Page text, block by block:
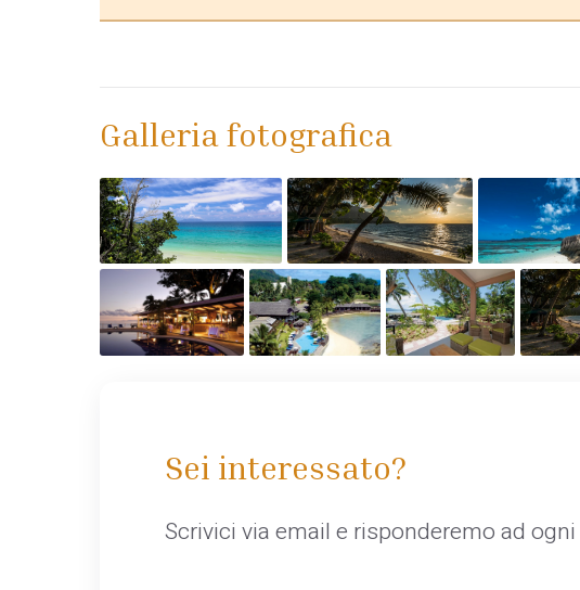
Galleria fotografica
Sei interessato?
Scrivici via email e risponderemo ad